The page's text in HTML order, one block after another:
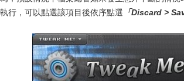
執行，可以點選該項目後依序點選 「Discard >